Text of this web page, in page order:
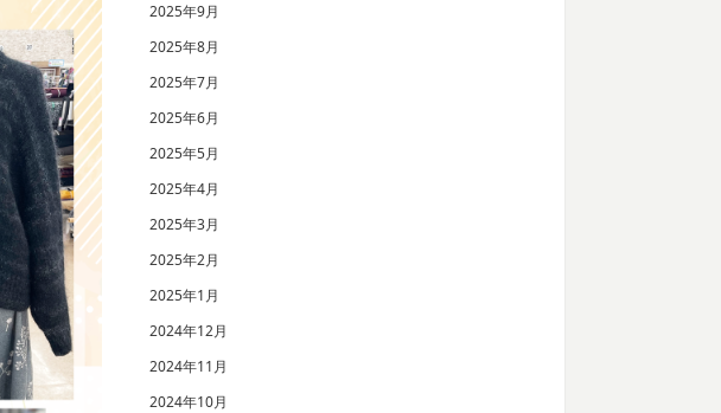
2025年9月
2025年8月
2025年7月
2025年6月
2025年5月
2025年4月
2025年3月
2025年2月
2025年1月
2024年12月
2024年11月
2024年10月